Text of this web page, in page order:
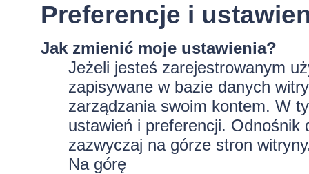
Preferencje i
Jak zmienić moje ustawienia?
Jeżeli jesteś zarejestrowanym
zapisywane w bazie danych
zarządzania swoim kontem. W
ustawień i preferencji.
zazwyczaj na górze stron
Na górę